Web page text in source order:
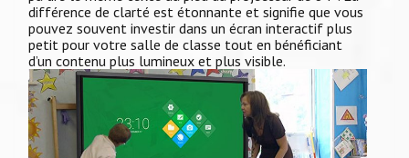
différence de clarté est étonnante et signifie que vous
pouvez souvent investir dans un écran interactif plus
petit pour votre salle de classe tout en bénéficiant
d’un contenu plus lumineux et plus visible.